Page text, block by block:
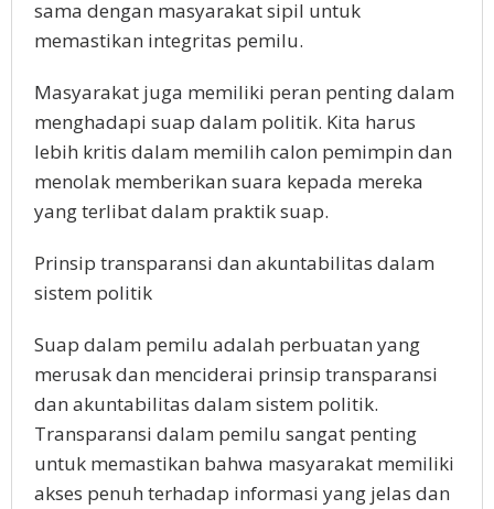
sama dengan masyarakat sipil untuk
memastikan integritas pemilu.
Masyarakat juga memiliki peran penting dalam
menghadapi suap dalam politik. Kita harus
lebih kritis dalam memilih calon pemimpin dan
menolak memberikan suara kepada mereka
yang terlibat dalam praktik suap.
Prinsip transparansi dan akuntabilitas dalam
sistem politik
Suap dalam pemilu adalah perbuatan yang
merusak dan menciderai prinsip transparansi
dan akuntabilitas dalam sistem politik.
Transparansi dalam pemilu sangat penting
untuk memastikan bahwa masyarakat memiliki
akses penuh terhadap informasi yang jelas dan